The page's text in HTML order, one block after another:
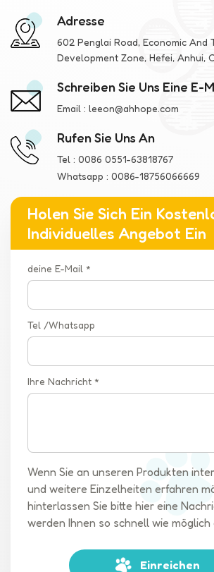
Adresse
602 Penglai Road, Economic And
Development Zone, Hefei, Anhui,
Schreiben Sie Uns Eine E-
Email : leeon@ahhope.com
Rufen Sie Uns An
Tel : 0086 0551-63818767
Whatsapp : 0086-18756066669
Holen Sie Sich Ein
Individuelles Angebot Ein
deine E-Mail *
Tel /Whatsapp
Ihre Nachricht *
Wenn Sie an unseren Produkten
und weitere Einzelheiten erfahren
hinterlassen Sie bitte hier eine
werden Ihnen so schnell wie
Einreichen